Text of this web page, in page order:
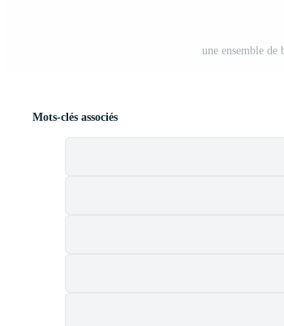
une ensemble de
Mots-clés associés